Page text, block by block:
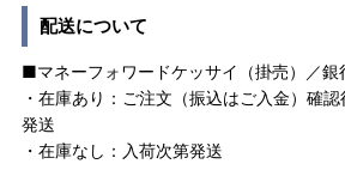
配送について
■マネーフォワードケッサイ（掛売）／銀
・在庫あり：ご注文（振込はご入金）確
発送
・在庫なし：入荷次第発送